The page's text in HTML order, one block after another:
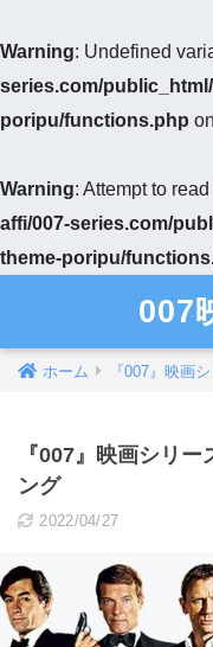
Warning: Undefined
series.com/
poripu/functions.php
Warning: Attempt to
affi/007-series.com/
theme-poripu/
007
ホーム 『007』映画
『007』映画シリ
ング
2022/04/27